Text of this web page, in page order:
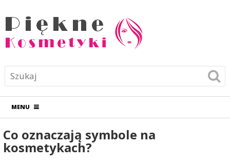
MENU
Co oznaczają symbole na
kosmetykach?